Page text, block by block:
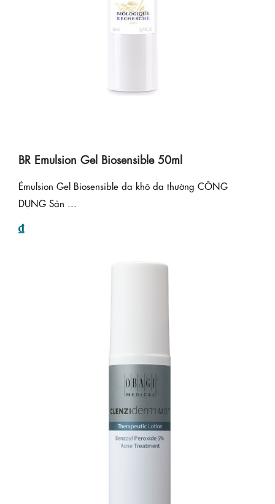
BR Emulsion Gel Biosensible 50ml
Émulsion Gel Biosensible da khô da thường CÔNG
DỤNG Sản ...
₫